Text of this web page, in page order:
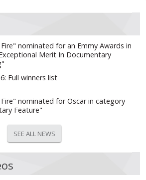
nominated for an Emmy Awards in
Merit In Documentary
Full winners list
nominated for Oscar in category
Feature"
SEE ALL NEWS